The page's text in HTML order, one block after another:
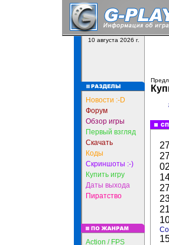
10 августа 2026 г.
Новости :-D
Форум
Обзор игры
Первый взгляд
Скачать
Коды
Скриншоты :-)
Купить игру
Даты выхода
Пиратство
Action / FPS